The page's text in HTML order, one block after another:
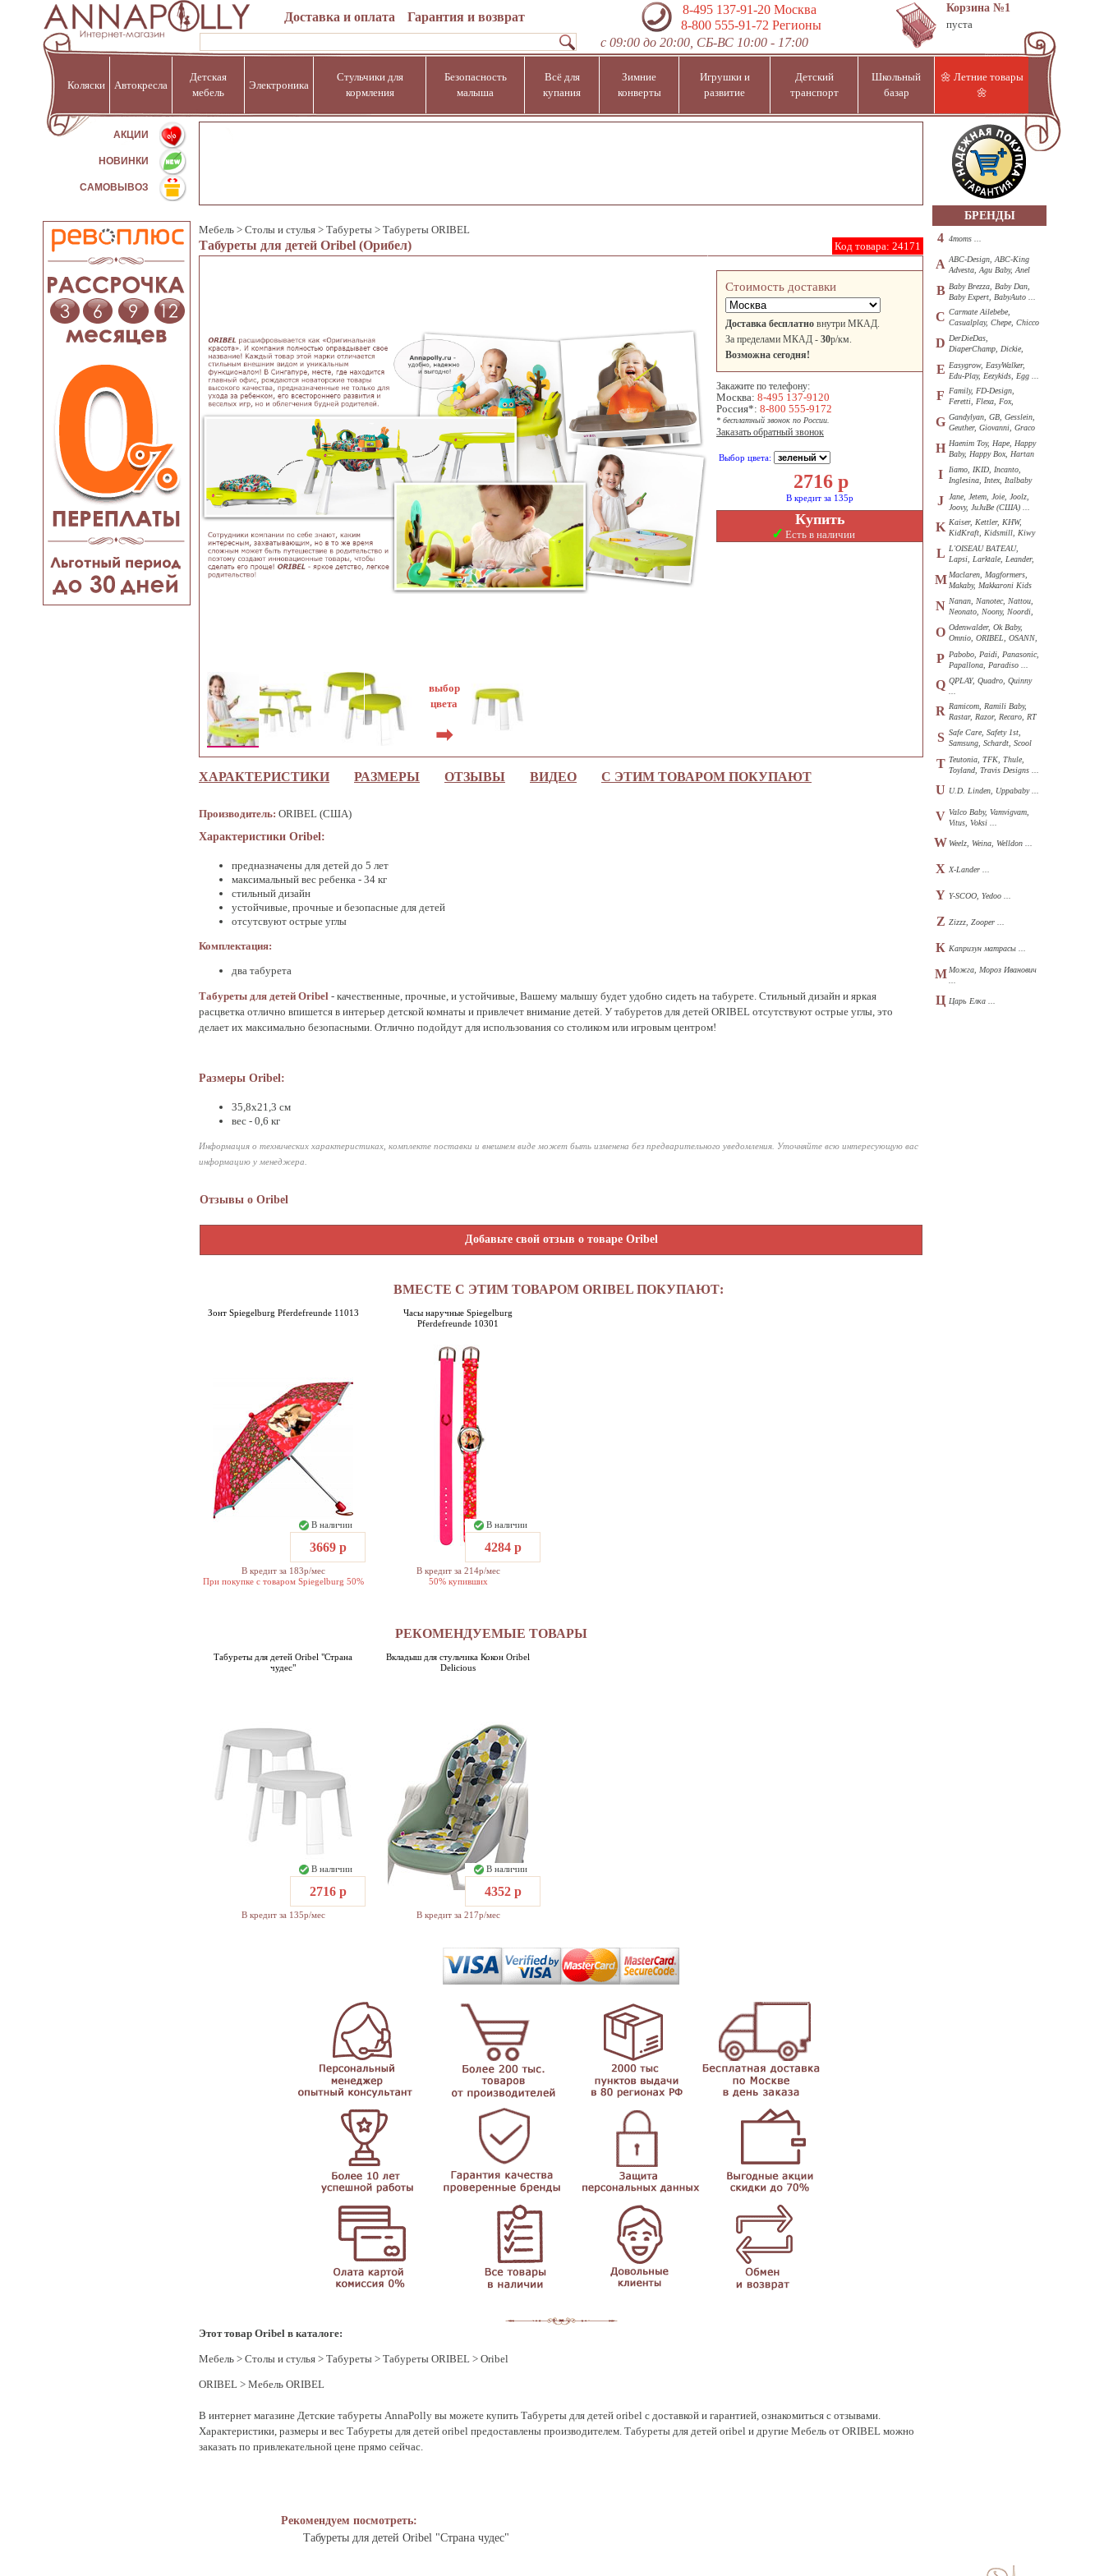
Доставка и оплата Гарантия и возврат
8-495 137-91-20Москва
8-800 555-91-72 Регионы
с 09:00 до 20:00, СБ-ВС 10:00 - 17:00
Корзина №1
пуста
Коляски Автокресла
Детская
мебель
Электроника
Стульчики для
кормления
Безопасность
малыша
Всё для
купания
Зимние
конверты
Игрушки и
развитие
Детский
транспорт
Школьный
базар
🌼 Летние товары
🌼
АКЦИИ %
НОВИНКИ
САМОВЫВОЗ
Мебель > Столы и стулья > Табуреты > Табуреты ORIBEL
Код товара: 24171
Табуреты для детей Oribel (Орибел)
Стоимость доставки
Доставка бесплатно внутри МКАД.
За пределами МКАД - 30р/км.
Возможна сегодня!
Закажите по телефону:
Москва: 8-495 137-9120
Россия*: 8-800 555-9172
* бесплатный звонок по России.
Заказать обратный звонок
Выбор цвета:
2716 р
В кредит за 135р
Купить
✓ Есть в наличии
выбор
цвета
➡
ХАРАКТЕРИСТИКИ РАЗМЕРЫ ОТЗЫВЫ ВИДЕО С ЭТИМ ТОВАРОМ ПОКУПАЮТ
Производитель: ORIBEL (США)
Характеристики Oribel:
предназначены для детей до 5 лет
максимальный вес ребенка - 34 кг
стильный дизайн
устойчивые, прочные и безопасные для детей
отсутсвуют острые углы
Комплектация:
два табурета
Табуреты для детей Oribel - качественные, прочные, и устойчивые, Вашему малышу будет удобно сидеть на табурете. Стильный дизайн и яркая
расцветка отлично впишется в интерьер детской комнаты и привлечет внимание детей. У табуретов для детей ORIBEL отсутствуют острые углы, это
делает их максимально безопасными. Отлично подойдут для использования со столиком или игровым центром!
Размеры Oribel:
35,8х21,3 см
вес - 0,6 кг
Информация о технических характеристиках, комплекте поставки и внешнем виде может быть изменена без предварительного уведомления. Уточняйте всю интересующую вас
информацию у менеджера.
Отзывы о Oribel
Добавьте свой отзыв о товаре Oribel
ВМЕСТЕ С ЭТИМ ТОВАРОМ ORIBEL ПОКУПАЮТ:
Зонт Spiegelburg Pferdefreunde 11013
В наличии
3669 р
В кредит за 183р/мес
При покупке с товаром Spiegelburg 50%
Часы наручные Spiegelburg
Pferdefreunde 10301
В наличии
4284 р
В кредит за 214р/мес
50% купивших
РЕКОМЕНДУЕМЫЕ ТОВАРЫ
Табуреты для детей Oribel "Страна
чудес"
В наличии
2716 р
В кредит за 135р/мес
Вкладыш для стульчика Кокон Oribel
Delicious
В наличии
4352 р
В кредит за 217р/мес
Этот товар Oribel в каталоге:
Мебель > Столы и стулья > Табуреты > Табуреты ORIBEL > Oribel
ORIBEL > Мебель ORIBEL
В интернет магазине Детские табуреты AnnaPolly вы можете купить Табуреты для детей oribel с доставкой и гарантией, ознакомиться с отзывами.
Характеристики, размеры и вес Табуреты для детей oribel предоставлены производителем. Табуреты для детей oribel и другие Мебель от ORIBEL можно
заказать по привлекательной цене прямо сейчас.
Рекомендуем посмотреть:
Табуреты для детей Oribel "Страна чудес"
БРЕНДЫ
4 4moms ...
A ABC-Design, ABC-King
Advesta, Agu Baby, Anel
B Baby Brezza, Baby Dan,
Baby Expert, BabyAuto ...
C Carmate Ailebebe,
Casualplay, Chepe, Chicco
D DerDieDas,
DiaperChamp, Dickie,
E Easygrow, EasyWalker,
Edu-Play, Eezykids, Egg ...
F
Family, FD-Design,
Feretti, Flexa, Fox,
G Gandylyan, GB, Gesslein,
Geuther, Giovanni, Graco
H Haenim Toy, Hape, Happy
Baby, Happy Box, Hartan
I
Iiamo, IKID, Incanto,
Inglesina, Intex, Italbaby
J
Jane, Jetem, Joie, Joolz,
Joovy, JuJuBe (США) ...
K Kaiser, Kettler, KHW,
KidKraft, Kidsmill, Kiwy
L L'OISEAU BATEAU,
Lapsi, Larktale, Leander,
M Maclaren, Magformers,
Makaby, Makkaroni Kids
N Nanan, Nanotec, Nattou,
Neonato, Noony, Noordi,
O Odenwalder, Ok Baby,
Omnio, ORIBEL, OSANN,
P Pabobo, Paidi, Panasonic,
Papallona, Paradiso ...
Q QPLAY, Quadro, Quinny
R Ramicom, Ramili Baby,
Rastar, Razor, Recaro, RT
S Safe Care, Safety 1st,
Samsung, Schardt, Scool
T Teutonia, TFK, Thule,
Toyland, Travis Designs ...
U U.D. Linden, Uppababy ...
V Valco Baby, Vamvigvam,
Vitus, Voksi ...
WWeelz, Weina, Welldon ...
X X-Lander ...
Y Y-SCOO, Yedoo ...
Z Zizzz, Zooper ...
К Капризун матрасы ...
М Можга, Мороз Иванович
Ц Царь Елка ...